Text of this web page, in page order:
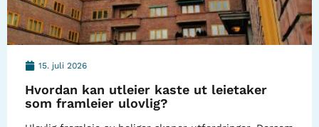
15. juli 2026
Hvordan kan utleier kaste ut leietaker
som framleier ulovlig?